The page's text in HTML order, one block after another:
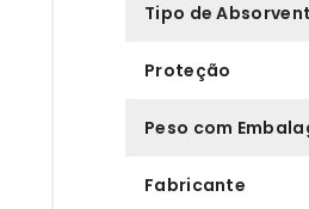
Tipo de
Proteção
Peso com
Fabricante